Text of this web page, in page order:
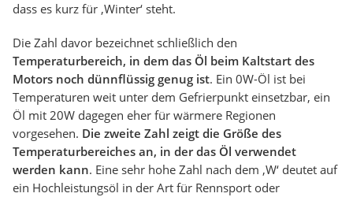
dass es kurz für ‚Winter‘ steht.
Die Zahl davor bezeichnet schließlich den
Temperaturbereich, in dem das Öl beim Kaltstart des
Motors noch dünnflüssig genug ist. Ein 0W-Öl ist bei
Temperaturen weit unter dem Gefrierpunkt einsetzbar, ein
Öl mit 20W dagegen eher für wärmere Regionen
vorgesehen. Die zweite Zahl zeigt die Größe des
Temperaturbereiches an, in der das Öl verwendet
werden kann. Eine sehr hohe Zahl nach dem ‚W‘ deutet auf
ein Hochleistungsöl in der Art für Rennsport oder